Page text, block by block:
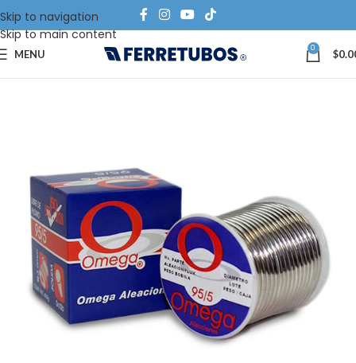
Skip to navigation
Skip to main content
MENU 0 $